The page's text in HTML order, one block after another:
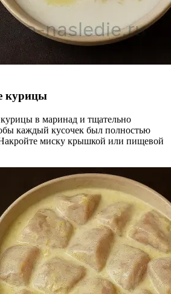
курицы
в маринад и тщательно
каждый кусочек был полностью
миску крышкой или пищевой